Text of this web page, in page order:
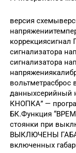
версия
коррекциясигнал
сигнализатора
сигнализатора
вольтметрасброс
КНОПКА” —
БК.Функция
стоянки при
ВЫКЛЮЧЕНЫ
включенных